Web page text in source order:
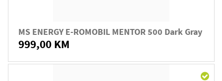
MS ENERGY E-ROMOBIL MENTOR 500 Dark Gray
999,00 KM